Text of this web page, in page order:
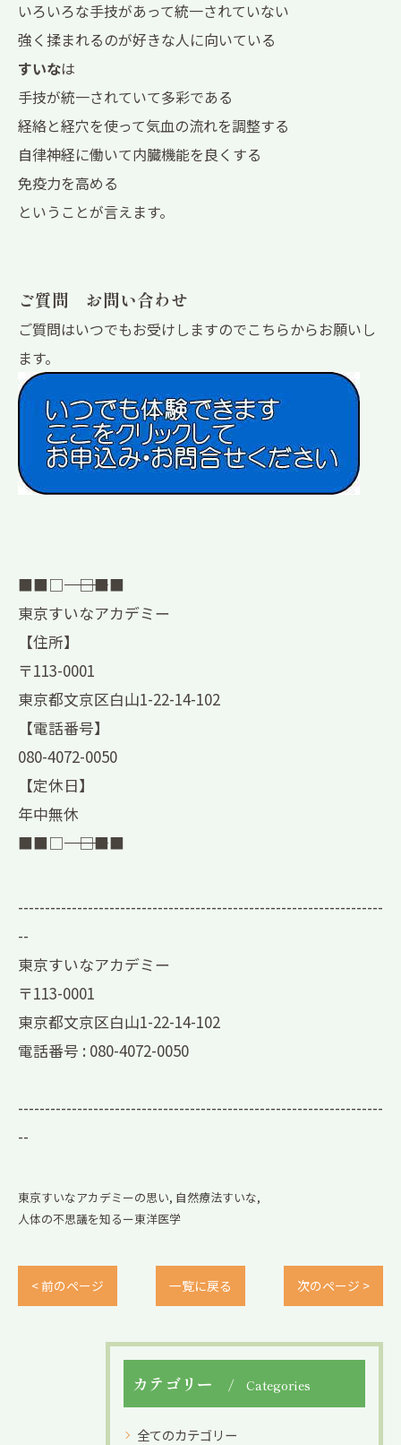
いろいろな手技があって統一されていない
強く揉まれるのが好きな人に向いている
すいなは
手技が統一されていて多彩である
経絡と経穴を使って気血の流れを調整する
自律神経に働いて内臓機能を良くする
免疫力を高める
ということが言えます。
ご質問 お問い合わせ
ご質問はいつでもお受けしますのでこちらからお願いし
ます。
■■□―――――――――――――――――――□■■
東京すいなアカデミー
【住所】
〒113-0001
東京都文京区白山1-22-14-102
【電話番号】
080-4072-0050
【定休日】
年中無休
■■□―――――――――――――――――――□■■
--------------------------------------------------------------------
--
東京すいなアカデミー
〒113-0001
東京都文京区白山1-22-14-102
電話番号 : 080-4072-0050
--------------------------------------------------------------------
--
東京すいなアカデミーの思い 自然療法すいな
人体の不思議を知るー東洋医学
< 前のページ 一覧に戻る 次のページ >
カテゴリー Categories
全てのカテゴリー